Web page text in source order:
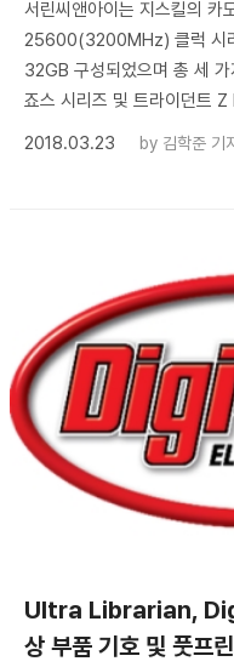
서린씨앤아이는 지스킬의 카
25600(3200MHz) 클럭 시
32GB 구성되었으며 총 세
죠스 시리즈 및 트라이던트
2018.03.23
by 김학준 기
Ultra Librarian,
상 부품 기호 및 풋프